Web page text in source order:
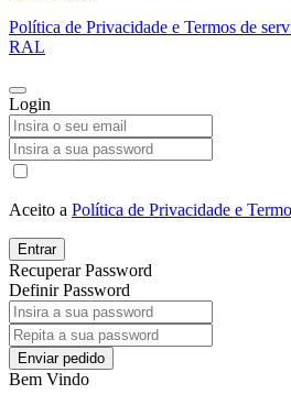
Política de Privacidade e Termos de
RAL
Login
Aceito a Política de Privacidade e
Entrar
Recuperar Password
Definir Password
Enviar pedido
Bem Vindo